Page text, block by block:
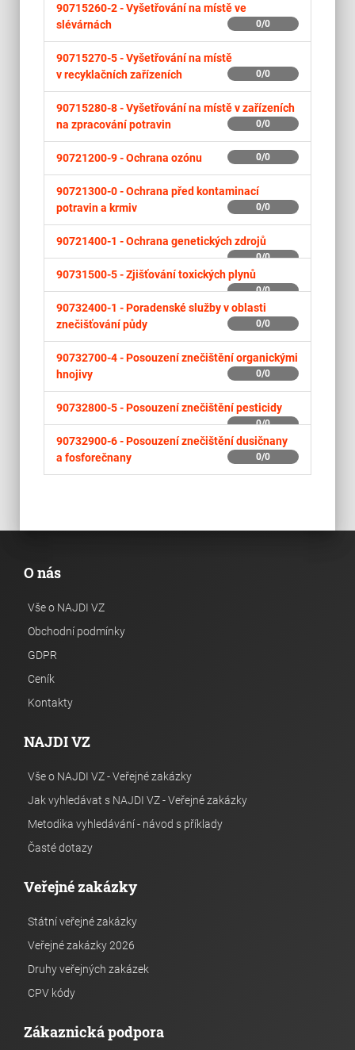
90715260-2 -Vyšetřování na místě ve
slévárnách
0/0
90715270-5 -Vyšetřování na místě
v recyklačních zařízeních
0/0
90715280-8 -Vyšetřování na místě v zařízeních
na zpracování potravin
0/0
90721200-9 -Ochrana ozónu 0/0
90721300-0 -Ochrana před kontaminací
potravin a krmiv
0/0
90721400-1 -Ochrana genetických zdrojů
0/0
90731500-5 -Zjišťování toxických plynů
0/0
90732400-1 -Poradenské služby v oblasti
znečišťování půdy
0/0
90732700-4 -Posouzení znečištění organickými
hnojivy
0/0
90732800-5 -Posouzení znečištění pesticidy
0/0
90732900-6 -Posouzení znečištění dusičnany
a fosforečnany
0/0
O nás
Vše o NAJDI VZ
Obchodní podmínky
GDPR
Ceník
Kontakty
NAJDI VZ
Vše o NAJDI VZ - Veřejné zakázky
Jak vyhledávat s NAJDI VZ - Veřejné zakázky
Metodika vyhledávání - návod s příklady
Časté dotazy
Veřejné zakázky
Státní veřejné zakázky
Veřejné zakázky 2026
Druhy veřejných zakázek
CPV kódy
Zákaznická podpora